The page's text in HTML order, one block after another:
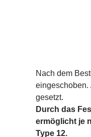
Nach dem
eingeschoben.
gesetzt.
Durch das
ermöglicht je
Type 12.